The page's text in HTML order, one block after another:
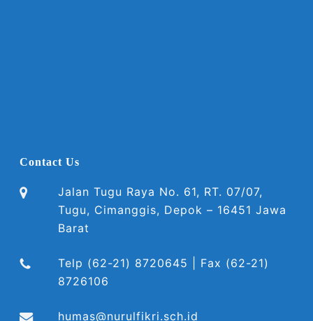
Contact Us
Jalan Tugu Raya No. 61, RT. 07/07,
Tugu, Cimanggis, Depok – 16451 Jawa
Barat
Telp (62-21) 8720645 | Fax (62-21)
8726106
humas@nurulfikri.sch.id